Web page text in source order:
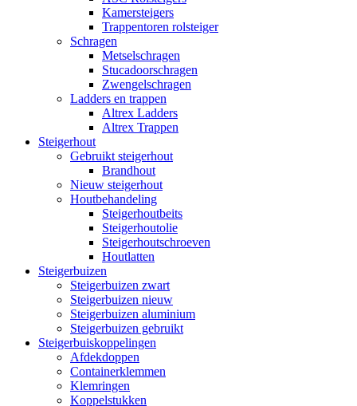
Kamersteigers
Trappentoren rolsteiger
Schragen
Metselschragen
Stucadoorschragen
Zwengelschragen
Ladders en trappen
Altrex Ladders
Altrex Trappen
Steigerhout
Gebruikt steigerhout
Brandhout
Nieuw steigerhout
Houtbehandeling
Steigerhoutbeits
Steigerhoutolie
Steigerhoutschroeven
Houtlatten
Steigerbuizen
Steigerbuizen zwart
Steigerbuizen nieuw
Steigerbuizen aluminium
Steigerbuizen gebruikt
Steigerbuiskoppelingen
Afdekdoppen
Containerklemmen
Klemringen
Koppelstukken